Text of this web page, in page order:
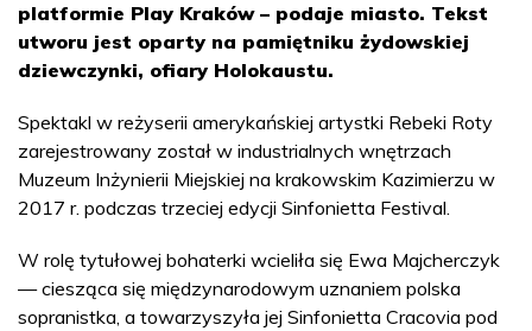
platformie Play Kraków – podaje miasto. Tekst
utworu jest oparty na pamiętniku żydowskiej
dziewczynki, ofiary Holokaustu.
Spektakl w reżyserii amerykańskiej artystki Rebeki Roty
zarejestrowany został w industrialnych wnętrzach
Muzeum Inżynierii Miejskiej na krakowskim Kazimierzu w
2017 r. podczas trzeciej edycji Sinfonietta Festival.
W rolę tytułowej bohaterki wcieliła się Ewa Majcherczyk
— ciesząca się międzynarodowym uznaniem polska
sopranistka, a towarzyszyła jej Sinfonietta Cracovia pod